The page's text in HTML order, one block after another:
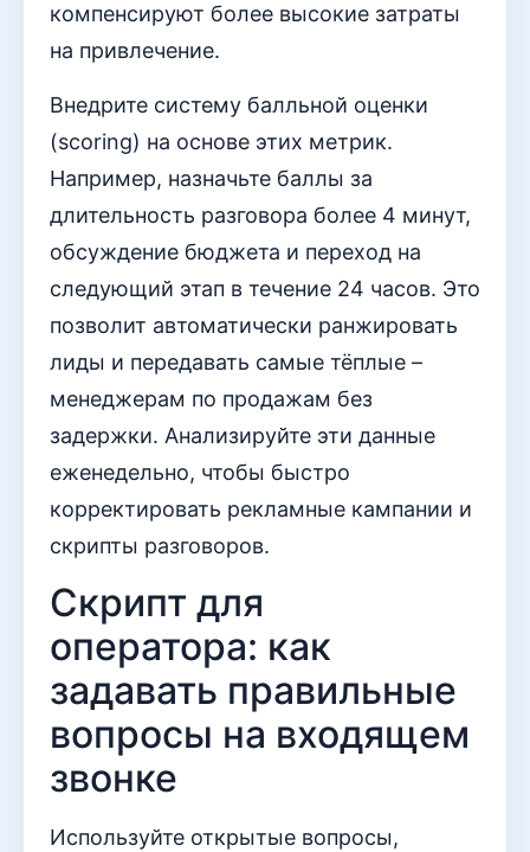
компенсируют более высокие затраты
на привлечение.
Внедрите систему балльной оценки
(scoring) на основе этих метрик.
Например, назначьте баллы за
длительность разговора более 4 минут,
обсуждение бюджета и переход на
следующий этап в течение 24 часов. Это
позволит автоматически ранжировать
лиды и передавать самые тёплые –
менеджерам по продажам без
задержки. Анализируйте эти данные
еженедельно, чтобы быстро
корректировать рекламные кампании и
скрипты разговоров.
Скрипт для
оператора: как
задавать правильные
вопросы на входящем
звонке
Используйте открытые вопросы,